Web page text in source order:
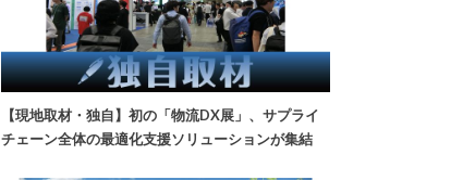
【現地取材・独自】初の「物流DX展」、サプライ
チェーン全体の最適化支援ソリューションが集結